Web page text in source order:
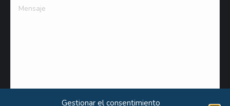
Gestionar el consentimiento
Mensaje